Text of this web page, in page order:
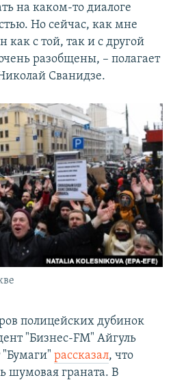
на каком-то диалоге
Но сейчас, как мне
как с той, так и с другой
разобщены, – полагает
Сванидзе.
полицейских дубинок
"Бизнес-FM" Айгуль
рассказал, что
шумовая граната. В